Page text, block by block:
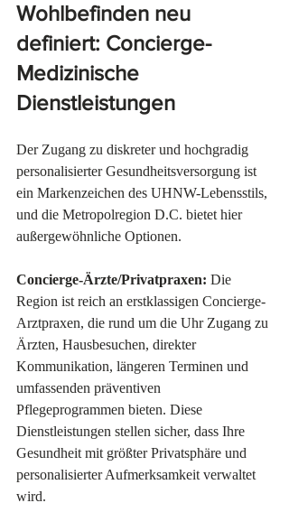
Wohlbefinden neu
definiert: Concierge-
Medizinische
Dienstleistungen
Der Zugang zu diskreter und hochgradig
personalisierter Gesundheitsversorgung ist
ein Markenzeichen des UHNW-Lebensstils,
und die Metropolregion D.C. bietet hier
außergewöhnliche Optionen.
Concierge-Ärzte/Privatpraxen: Die
Region ist reich an erstklassigen Concierge-
Arztpraxen, die rund um die Uhr Zugang zu
Ärzten, Hausbesuchen, direkter
Kommunikation, längeren Terminen und
umfassenden präventiven
Pflegeprogrammen bieten. Diese
Dienstleistungen stellen sicher, dass Ihre
Gesundheit mit größter Privatsphäre und
personalisierter Aufmerksamkeit verwaltet
wird.